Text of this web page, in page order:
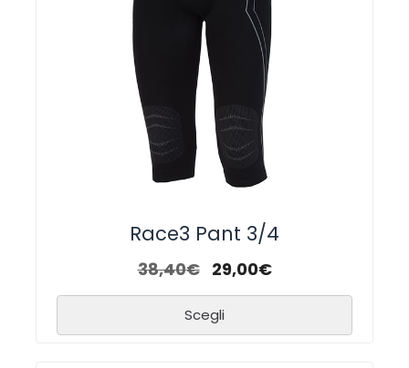
Race3 Pant 3/4
38,40€ 29,00€
Scegli